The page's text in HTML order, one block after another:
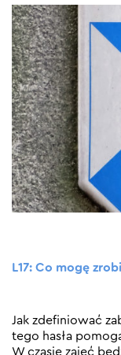
L17: Co mogę
Jak zdefiniować
tego hasła
W czasie zajęć